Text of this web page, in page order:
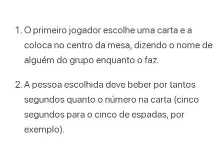
O primeiro jogador escolhe uma carta e a
coloca no centro da mesa, dizendo o nome de
alguém do grupo enquanto o faz.
A pessoa escolhida deve beber por tantos
segundos quanto o número na carta (cinco
segundos para o cinco de espadas, por
exemplo).